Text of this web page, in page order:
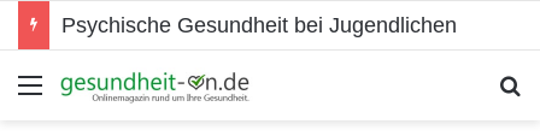
Psychische Gesundheit bei Jugendlichen
Menü